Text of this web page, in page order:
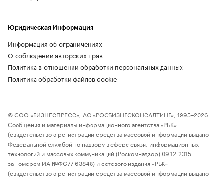
Юридическая Информация
Информация об ограничениях
О соблюдении авторских прав
Политика в отношении обработки персональных данных
Политика обработки файлов cookie
© ООО «БИЗНЕСПРЕСС», АО «РОСБИЗНЕСКОНСАЛТИНГ», 1995–2026.
Сообщения и материалы информационного агентства «РБК»
(свидетельство о регистрации средства массовой информации выдано
Федеральной службой по надзору в сфере связи, информационных
технологий и массовых коммуникаций (Роскомнадзор) 09.12.2015
за номером ИА №ФС77-63848) и сетевого издания «РБК»
(свидетельство о регистрации средства массовой информации выдано